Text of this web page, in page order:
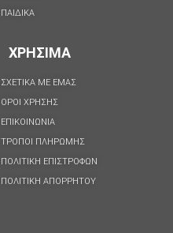
ΠΑΙΔΙΚΑ
ΧΡΗΣΙΜΑ
ΣΧΕΤΙΚΑ ΜΕ ΕΜΑΣ
ΟΡΟΙ ΧΡΗΣΗΣ
ΕΠΙΚΟΙΝΩΝΙΑ
ΤΡΟΠΟΙ ΠΛΗΡΩΜΗΣ
ΠΟΛΙΤΙΚΗ ΕΠΙΣΤΡΟΦΩΝ
ΠΟΛΙΤΙΚΉ ΑΠΟΡΡΉΤΟΥ